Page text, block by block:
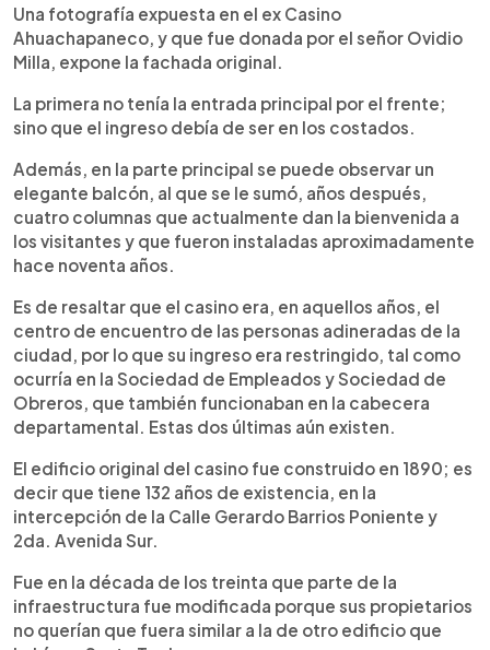
Una fotografía expuesta en el ex Casino
Ahuachapaneco, y que fue donada por el señor Ovidio
Milla, expone la fachada original.
La primera no tenía la entrada principal por el frente;
sino que el ingreso debía de ser en los costados.
Además, en la parte principal se puede observar un
elegante balcón, al que se le sumó, años después,
cuatro columnas que actualmente dan la bienvenida a
los visitantes y que fueron instaladas aproximadamente
hace noventa años.
Es de resaltar que el casino era, en aquellos años, el
centro de encuentro de las personas adineradas de la
ciudad, por lo que su ingreso era restringido, tal como
ocurría en la Sociedad de Empleados y Sociedad de
Obreros, que también funcionaban en la cabecera
departamental. Estas dos últimas aún existen.
El edificio original del casino fue construido en 1890; es
decir que tiene 132 años de existencia, en la
intercepción de la Calle Gerardo Barrios Poniente y
2da. Avenida Sur.
Fue en la década de los treinta que parte de la
infraestructura fue modificada porque sus propietarios
no querían que fuera similar a la de otro edificio que